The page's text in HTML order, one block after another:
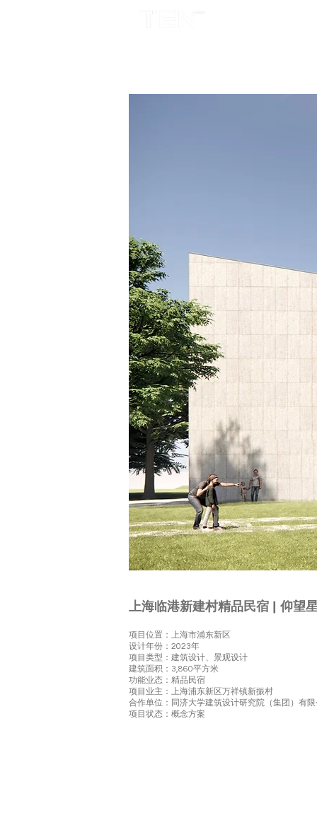
上海临港新建村精品民宿 | 仰望
项目位置：上海市浦东新区
设计年份：2023年
项目类型：建筑设计、景观设计
建筑面积：3,860平方米
功能业态：精品民宿
项目业主：上海浦东新区万祥镇新振村
合作单位：同济大学建筑设计研究院（集团）有
项目状态：概念方案